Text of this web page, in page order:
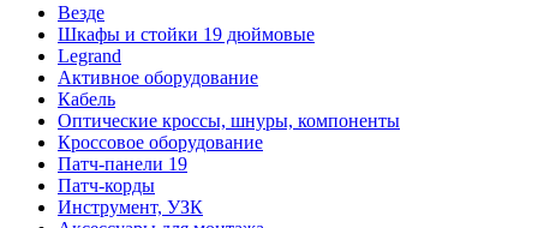
Везде
Шкафы и стойки 19 дюймовые
Legrand
Активное оборудование
Кабель
Оптические кроссы, шнуры, компоненты
Кроссовое оборудование
Патч-панели 19
Патч-корды
Инструмент, УЗК